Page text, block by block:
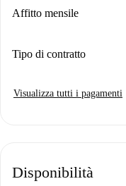
Affitto mensile
Tipo di contratto
Visualizza tutti i pagamenti
Disponibilità